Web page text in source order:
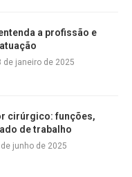
a profissão e
de janeiro de 2025
cirúrgico: funções,
de trabalho
junho de 2025